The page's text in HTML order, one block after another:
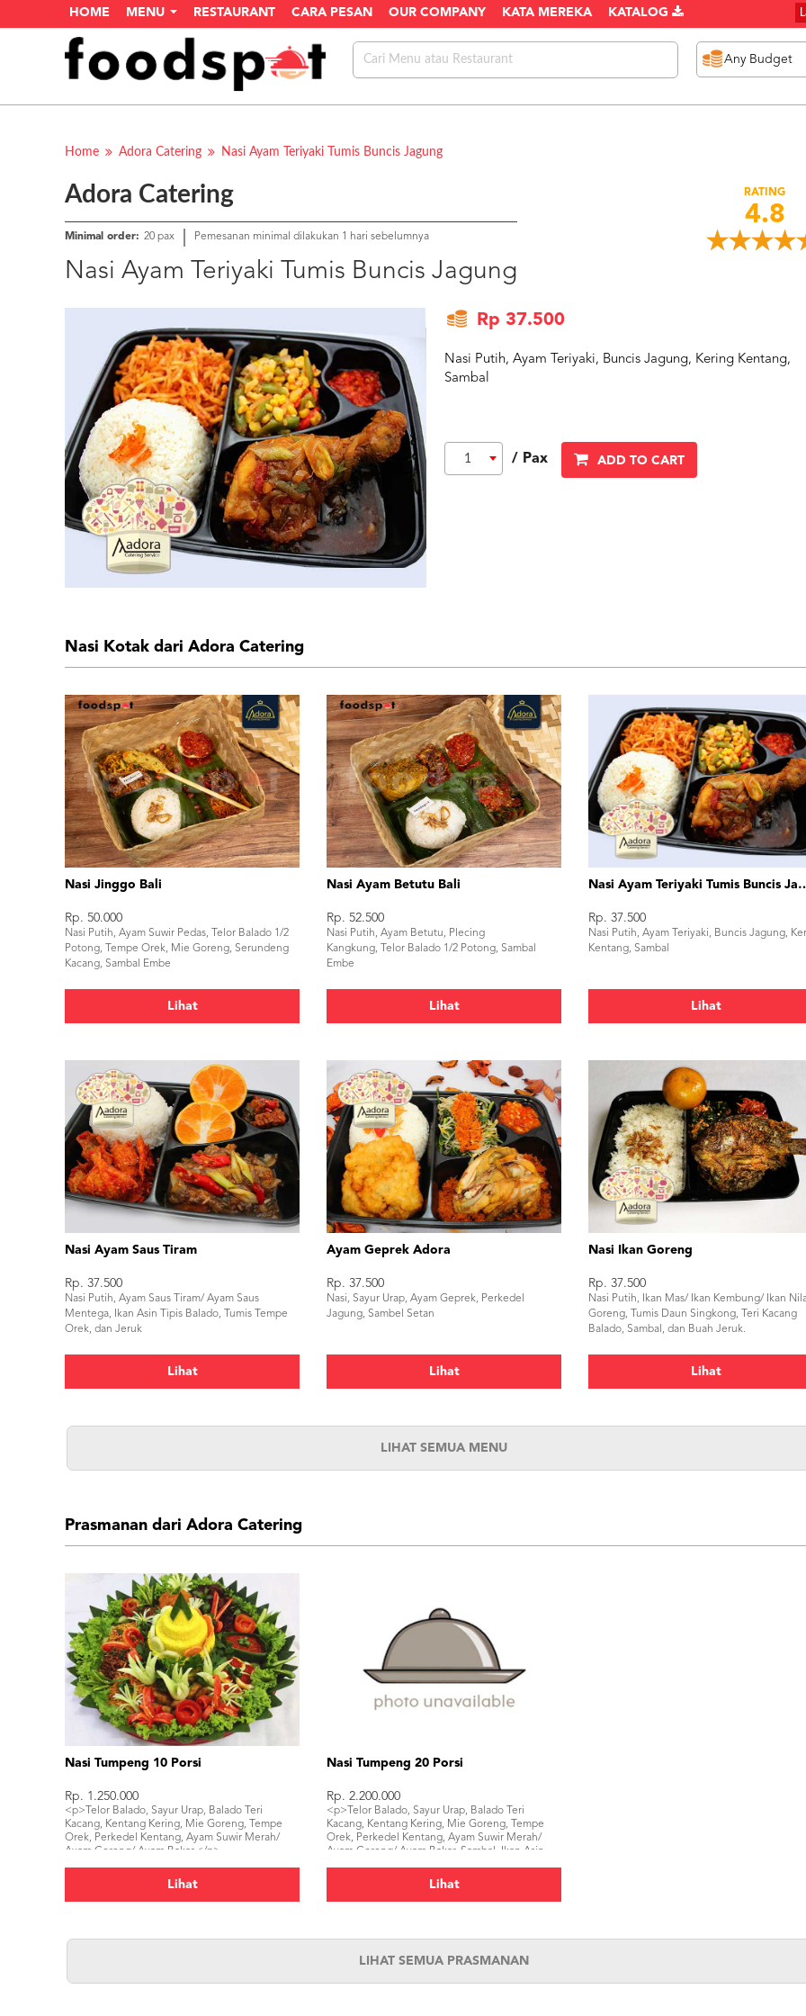
HOME MENU RESTAURANT CARA PESAN OUR COMPANY KATA MEREKA KATALOG
Home Adora Catering Nasi Ayam Teriyaki Tumis Buncis Jagung
Adora Catering
Minimal order: 20 pax Pemesanan minimal dilakukan 1 hari sebelumnya
Nasi Ayam Teriyaki Tumis Buncis Jagung
RATING
4.8
Rp 37.500
Nasi Putih, Ayam Teriyaki, Buncis Jagung, Kering Kentang,
Sambal
1 / Pax ADD TO CART
Nasi Kotak dari Adora Catering
Nasi Jinggo Bali
Rp. 50.000
Nasi Putih, Ayam Suwir Pedas, Telor Balado 1/2
Potong, Tempe Orek, Mie Goreng, Serundeng
Kacang, Sambal Embe
Lihat
Nasi Ayam Betutu Bali
Rp. 52.500
Nasi Putih, Ayam Betutu, Plecing
Kangkung, Telor Balado 1/2 Potong, Sambal
Embe
Lihat
Nasi Ayam
Rp. 37.500
Nasi Putih, Ayam Teriyaki, Buncis Jagung,
Kentang, Sambal
Lihat
Nasi Ayam Saus Tiram
Rp. 37.500
Nasi Putih, Ayam Saus Tiram/ Ayam Saus
Mentega, Ikan Asin Tipis Balado, Tumis Tempe
Orek, dan Jeruk
Lihat
Ayam Geprek Adora
Rp. 37.500
Nasi, Sayur Urap, Ayam Geprek, Perkedel
Jagung, Sambel Setan
Lihat
Nasi Ikan Goreng
Rp. 37.500
Nasi Putih, Ikan Mas/ Ikan Kembung/ Ikan
Goreng, Tumis Daun Singkong, Teri Kacang
Balado, Sambal, dan Buah Jeruk.
Lihat
LIHAT SEMUA MENU
Prasmanan dari Adora Catering
Nasi Tumpeng 10 Porsi
Rp. 1.250.000
<p>Telor Balado, Sayur Urap, Balado Teri
Kacang, Kentang Kering, Mie Goreng, Tempe
Orek, Perkedel Kentang, Ayam Suwir Merah/
Ayam Goreng/ Ayam Bakar,</p>
Lihat
Nasi Tumpeng 20 Porsi
Rp. 2.200.000
<p>Telor Balado, Sayur Urap, Balado Teri
Kacang, Kentang Kering, Mie Goreng, Tempe
Orek, Perkedel Kentang, Ayam Suwir Merah/
Ayam Goreng/ Ayam Bakar, Sambal, Ikan Asin,
Lihat
LIHAT SEMUA PRASMANAN